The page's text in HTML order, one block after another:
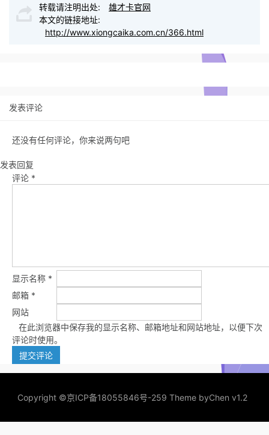
转载请注明出处:
雄才卡官网
本文的链接地址:
http://www.xiongcaika.com.cn/366.html
发表评论
还没有任何评论，你来说两句吧
发表回复
评论 *
显示名称 *
邮箱 *
网站
在此浏览器中保存我的显示名称、邮箱地址和网站地址，以便下次
评论时使用。
Copyright ©京ICP备18055846号-259 Theme byChen v1.2